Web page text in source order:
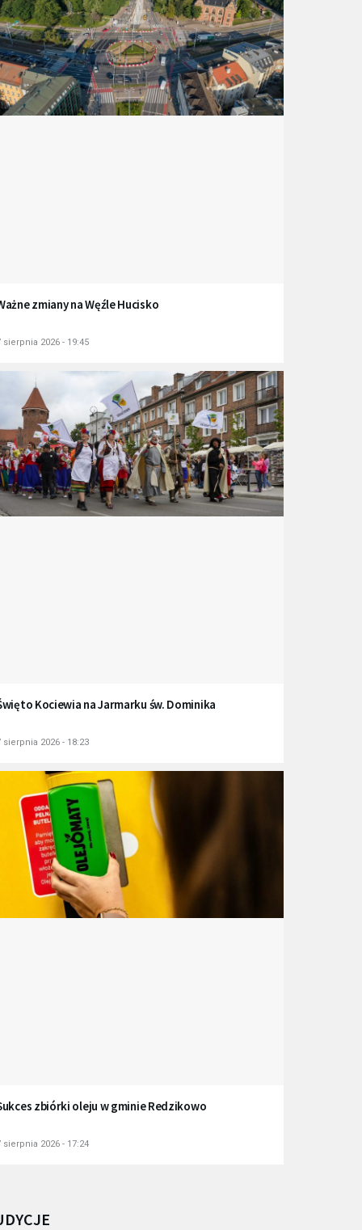
zmiany na Węźle Hucisko
sierpnia 2026 - 19:45
Kociewia na Jarmarku św. Dominika
sierpnia 2026 - 18:23
zbiórki oleju w gminie Redzikowo
sierpnia 2026 - 17:24